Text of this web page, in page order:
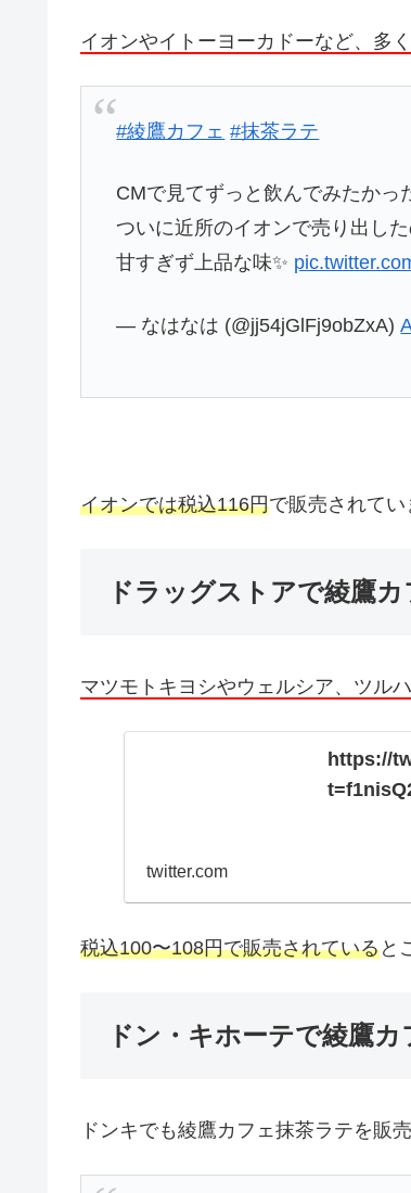
イオンやイトーヨーカドーなど、多
#綾鷹カフェ #抹茶ラテ
CMで見てずっと飲んでみたか
ついに近所のイオンで売り出し
甘すぎず上品な味✨
— なはなは (@jj54jGlFj9obZxA)
イオンでは税込116円で販売されてい
ドラッグストアで綾鷹
マツモトキヨシやウェルシア、ツル
https://
twitter.com
税込100〜108円で販売されていると
ドン・キホーテで綾鷹
ドンキでも綾鷹カフェ抹茶ラテを販